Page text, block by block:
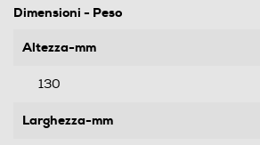
Dimensioni - Peso
Altezza-mm
130
Larghezza-mm